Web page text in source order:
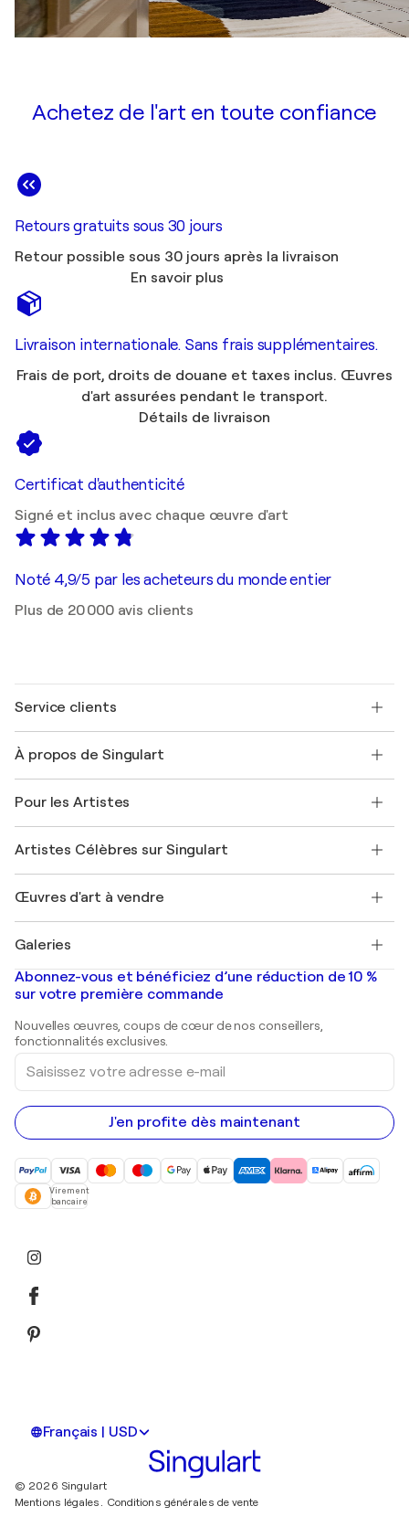
Achetez de l'art en toute confiance
Retours gratuits sous 30 jours
Retour possible sous 30 jours après la livraison
En savoir plus
Livraison internationale. Sans frais supplémentaires.
Frais de port, droits de douane et taxes inclus. Œuvres
d'art assurées pendant le transport.
Détails de livraison
Certificat d'authenticité
Signé et inclus avec chaque œuvre d'art
Noté 4,9/5 par les acheteurs du monde entier
Plus de 20 000 avis clients
Service clients
Expédition
Offrir une carte cadeau
Rejoignez notre programme commercial
Mon compte
+33 1 76 44 06 42
À propos de Singulart
FAQ
Magazine Singulart
Emplois
Découvrez une sélection d'art original
Pour les Artistes
Se connecter en tant qu'Artiste
Artistes Célèbres sur Singulart
Marc Chagall
Banksy
Mr. Brainwash
Shepard Fairey
Œuvres d'art à vendre
Tableaux abstraits à vendre
Peintures de paysage
Estampes
Peintures acryliques
Galeries
Galeries d'art en France
Galeries d'art en Belgique
Abonnez-vous et bénéficiez d’une réduction de 10 %
sur votre première commande
Nouvelles œuvres, coups de cœur de nos conseillers,
fonctionnalités exclusives.
Saisissez
votre
adresse
e-
mail
J'en profite dès maintenant
Virement
bancaire
Français | USD
© 2026 Singulart
Mentions légales. Conditions générales de vente